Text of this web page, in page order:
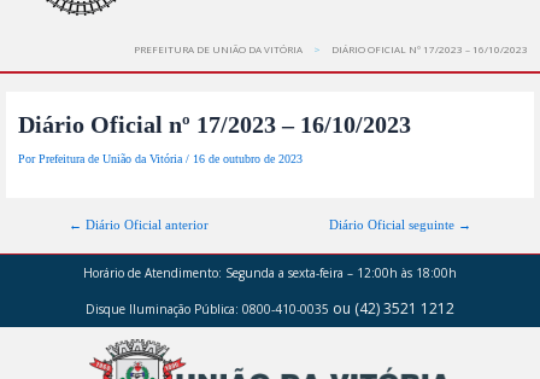
PREFEITURA DE UNIÃO DA VITÓRIA DIÁRIO OFICIAL Nº 17/2023 – 16/10/2023
Diário Oficial nº 17/2023 – 16/10/2023
PorPrefeitura de União da Vitória/ 16 de outubro de 2023
← Diário Oficial anterior Diário Oficial seguinte →
Horário de Atendimento: Segunda a sexta-feira – 12:00h às 18:00h
Disque Iluminação Pública: 0800-410-0035 ou (42) 3521 1212